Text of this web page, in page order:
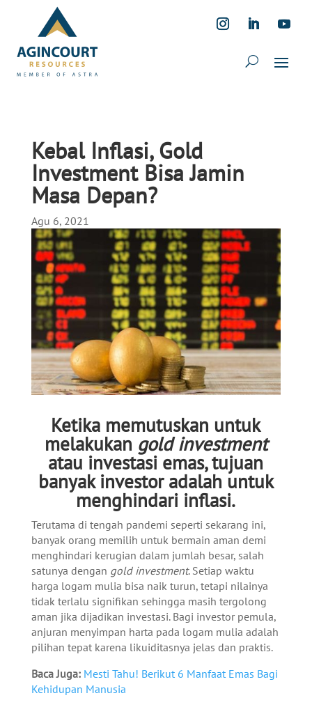
Kebal Inflasi, Gold
Investment Bisa Jamin
Masa Depan?
Agu 6, 2021
Ketika memutuskan untuk
melakukan gold investment
atau investasi emas, tujuan
banyak investor adalah untuk
menghindari inflasi.
Terutama di tengah pandemi seperti sekarang ini,
banyak orang memilih untuk bermain aman demi
menghindari kerugian dalam jumlah besar, salah
satunya dengan gold investment. Setiap waktu
harga logam mulia bisa naik turun, tetapi nilainya
tidak terlalu signifikan sehingga masih tergolong
aman jika dijadikan investasi. Bagi investor pemula,
anjuran menyimpan harta pada logam mulia adalah
pilihan tepat karena likuiditasnya jelas dan praktis.
Baca Juga: Mesti Tahu! Berikut 6 Manfaat Emas Bagi
Kehidupan Manusia